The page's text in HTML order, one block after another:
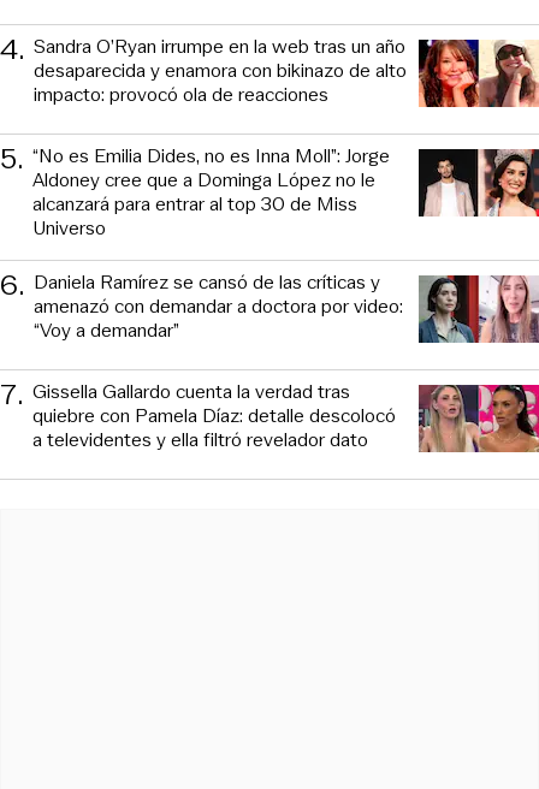
4. Sandra O’Ryan irrumpe en la web tras un año
desaparecida y enamora con bikinazo de alto
impacto: provocó ola de reacciones
5. “No es Emilia Dides, no es Inna Moll”: Jorge
Aldoney cree que a Dominga López no le
alcanzará para entrar al top 30 de Miss
Universo
6. Daniela Ramírez se cansó de las críticas y
amenazó con demandar a doctora por video:
“Voy a demandar”
7. Gissella Gallardo cuenta la verdad tras
quiebre con Pamela Díaz: detalle descolocó
a televidentes y ella filtró revelador dato